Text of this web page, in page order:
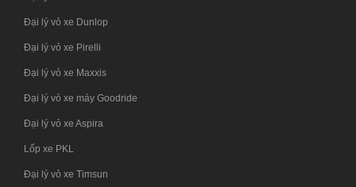
Đại lý vỏ xe Dunlop
Đại lý vỏ xe Pirelli
Đại lý vỏ xe Maxxis
Đại lý vỏ xe máy Goodride
Đại lý vỏ xe Aspira
Lốp xe PKL
Đại lý vỏ xe Timsun